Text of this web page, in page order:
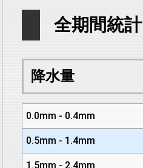
全期間統計
降水量
0.0mm - 0.4mm
0.5mm - 1.4mm
1.5mm - 2.4mm